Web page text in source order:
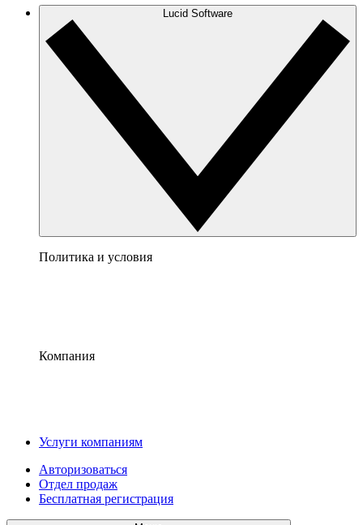
Lucid Software
Политика и условия
Компания
Услуги компаниям
Авторизоваться
Отдел продаж
Бесплатная регистрация